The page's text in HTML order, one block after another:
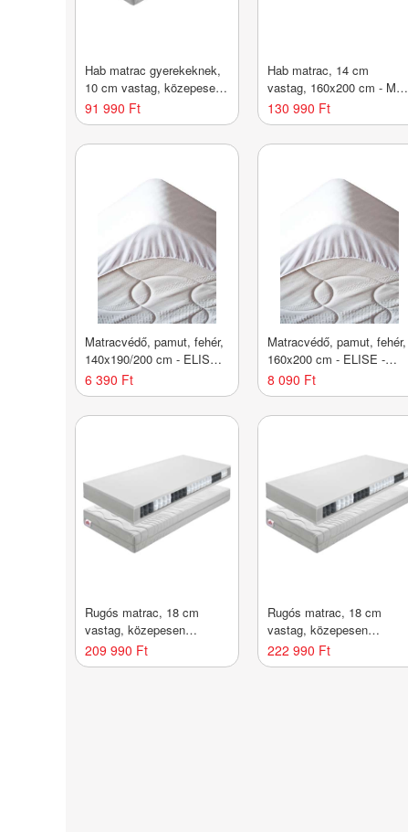
Hab matrac gyerekeknek,
10 cm vastag, közepesen
kemény, 194x90 cm -
SPLIT - Butopêa
91 990 Ft
Hab matrac, 14 cm
vastag, 160x200 cm - MAT
- Butopêa
130 990 Ft
Matracvédő, pamut, fehér,
140x190/200 cm - ELISE -
Butopêa
6 390 Ft
Matracvédő, pamut, fehér,
160x200 cm - ELISE -
Butopêa
8 090 Ft
Rugós matrac, 18 cm
vastag, közepesen
kemény, 160x200 cm - IDA
- Butopêa
209 990 Ft
Rugós matrac, 18 cm
vastag, közepesen
kemény, 180x200 cm - IDA
- Butopêa
222 990 Ft